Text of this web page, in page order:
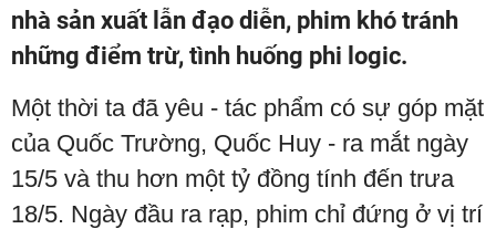
nhà sản xuất lẫn đạo diễn, phim khó tránh
những điểm trừ, tình huống phi logic.
Một thời ta đã yêu - tác phẩm có sự góp mặt
của Quốc Trường, Quốc Huy - ra mắt ngày
15/5 và thu hơn một tỷ đồng tính đến trưa
18/5. Ngày đầu ra rạp, phim chỉ đứng ở vị trí